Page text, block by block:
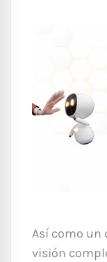
Así como un
visión